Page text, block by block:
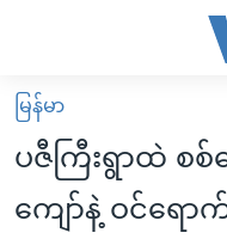
လွယ်ကူ
စေ
မူလစာမျက်နှာ
မြန်မာ
ကမ္ဘာ့သတင်းများ
မြန်မာ
ပဇီကြီးရွာထဲ စ
ကျော်နဲ့ ဝင်ရော